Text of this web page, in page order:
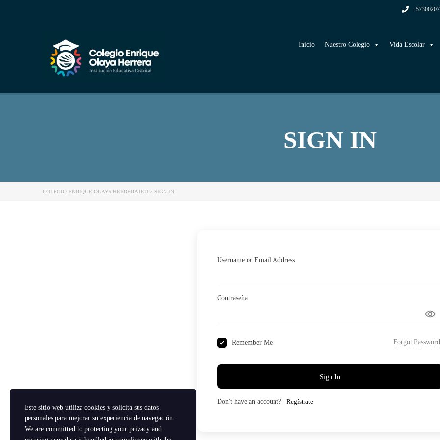
Inicio Nuestro Colegio Vida Escolar
SIGN IN
COLEGIO ENRIQUE OLAYA HERRERA IED > SIGN IN
Username or Email Address
Contraseña
Remember Me Forgot
Sign In
Don't have an account? Regístrate
Este sitio web utiliza cookies y solicita sus datos
personales para mejorar su experiencia de navegación.
We are committed to protecting your privacy and